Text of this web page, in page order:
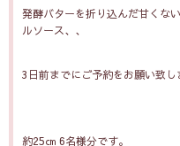
発酵バターを折り込んだ甘くな
ルソース、、
3日前までにご予約をお願い致し
約25㎝ 6名様分です。